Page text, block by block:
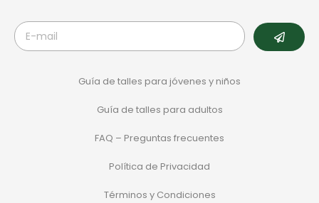
Guía de talles para jóvenes y niños
Guía de talles para adultos
FAQ – Preguntas frecuentes
Política de Privacidad
Términos y Condiciones